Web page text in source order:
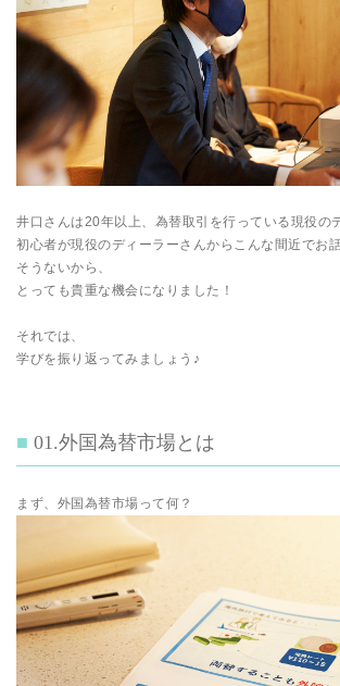
井口さんは20年以上、為替取引を行っている現役の
初心者が現役のディーラーさんからこんな間近でお
そうないから、
とっても貴重な機会になりました！
それでは、
学びを振り返ってみましょう♪
01.外国為替市場とは
まず、外国為替市場って何？